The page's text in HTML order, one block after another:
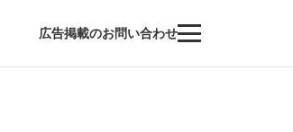
広告掲載のお問い合わせ